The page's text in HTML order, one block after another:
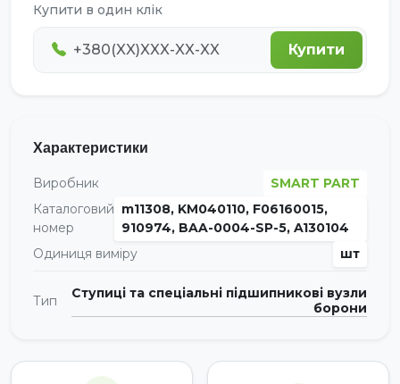
Купити в один клік
Купити
Характеристики
Виробник
SMART PART
Каталоговий
номер
m11308, KM040110, F06160015,
910974, BAA-0004-SP-5, A130104
Одиниця виміру
шт
Тип
Ступиці та спеціальні підшипникові вузли
борони